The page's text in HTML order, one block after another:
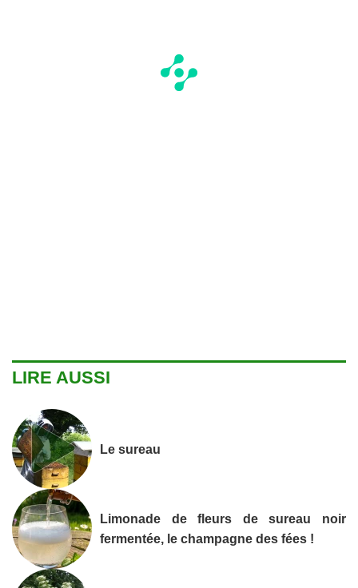
LIRE AUSSI
Le sureau
Limonade de fleurs de sureau noir
fermentée, le champagne des fées !